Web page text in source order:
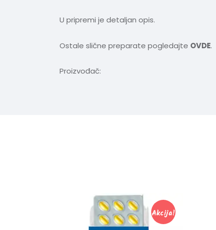
U pripremi je detaljan opis.
Ostale slične preparate pogledajte OVDE.
Proizvođač:
Akcija!